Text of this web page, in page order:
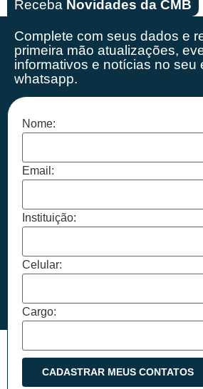
Receba Novidades da CMB
Complete com seus dados e
primeira mão atualizações,
informativos e notícias no seu
whatsapp.
Nome:
Email:
Instituição:
Celular:
Cargo: